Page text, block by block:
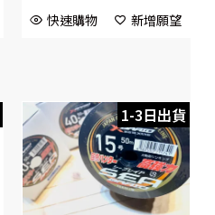
快速購物 新增願望
1-3日出貨